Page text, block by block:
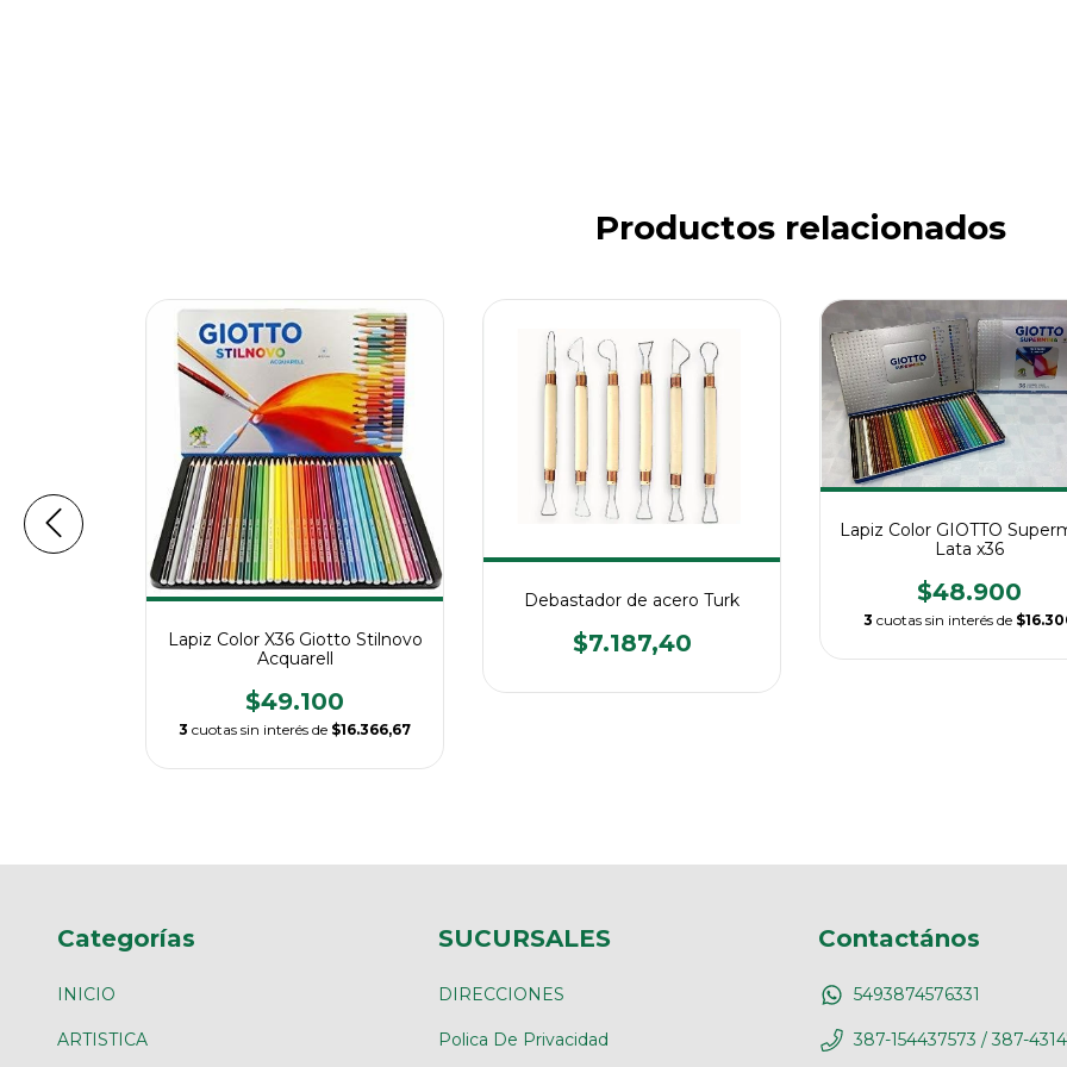
Productos relacionados
Lapiz Color X36 Giotto Stilnovo
Acquarell
$49.100
3 cuotas sin interés de $16.366,67
Debastador de acero Turk
$7.187,40
Lapiz Color GIOTTO
Lata x36
$48.900
3 cuotas sin interés de
Categorías
INICIO
ARTISTICA
SUCURSALES
DIRECCIONES
Polica De Privacidad
Contactános
5493874576331
387-154437573 / 387-